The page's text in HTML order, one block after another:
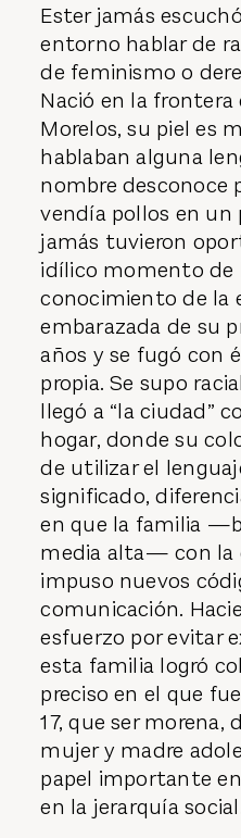
Ester jamás
entorno hablar de
de feminismo o
Nació en la frontera
Morelos, su piel es
hablaban alguna
nombre desconoce
vendía pollos en un
jamás tuvieron
idílico momento de
conocimiento de la
embarazada de su
años y se fugó con
propia. Se supo
llegó a “la ciudad”
hogar, donde su
de utilizar el
significado,
en que la familia
media alta— con la
impuso nuevos
comunicación.
esfuerzo por evitar
esta familia logró
preciso en el que
17, que ser morena,
mujer y madre
papel importante
en la jerarquía